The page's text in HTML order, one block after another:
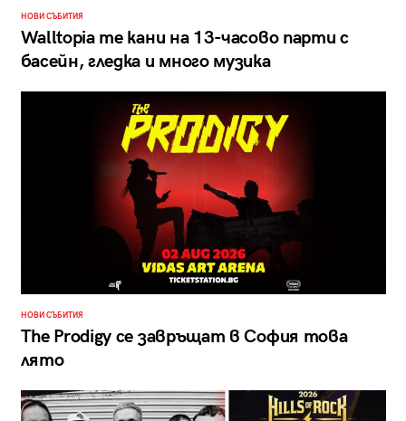
НОВИ СЪБИТИЯ
Walltopia те кани на 13-часово парти с
басейн, гледка и много музика
НОВИ СЪБИТИЯ
The Prodigy се завръщат в София това
лято